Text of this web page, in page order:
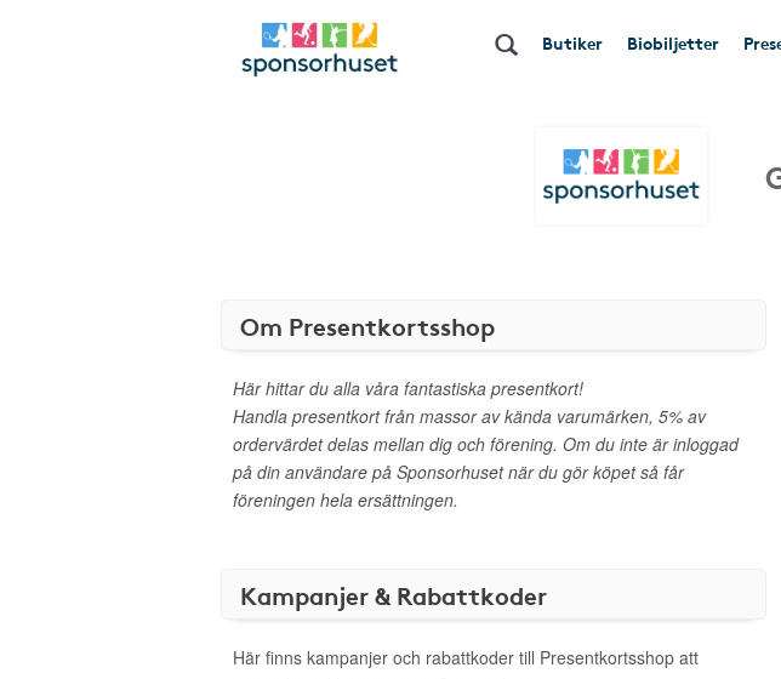
Butiker Biobiljetter
Om Presentkortsshop
Här hittar du alla våra fantastiska presentkort!
Handla presentkort från massor av kända varumärken, 5% av
ordervärdet delas mellan dig och förening. Om du inte är inloggad
på din användare på Sponsorhuset när du gör köpet så får
föreningen hela ersättningen.
Kampanjer & Rabattkoder
Här finns kampanjer och rabattkoder till Presentkortsshop att